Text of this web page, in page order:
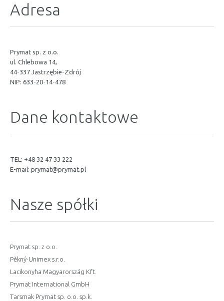
Adresa
Prymat sp. z o.o.
ul. Chlebowa 14,
44-337 Jastrzębie-Zdrój
NIP: 633-20-14-478
Dane kontaktowe
TEL: +48 32 47 33 222
E-mail: prymat@prymat.pl
Nasze spółki
Prymat sp. z o.o.
Pěkný-Unimex s.r.o.
Lacikonyha Magyarország Kft.
Prymat International GmbH
Tarsmak Prymat sp. o.o. sp.k.